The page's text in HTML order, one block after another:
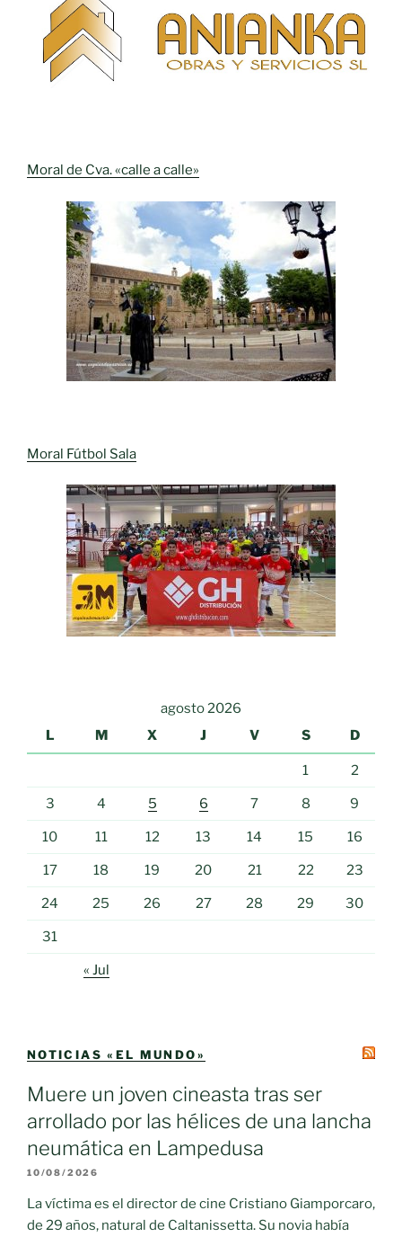
Moral de Cva. «calle a calle»
Moral Fútbol Sala
agosto 2026
L
M X J V S D
1 2
3 4 5 6 7 8 9
10 11 12 13 14 15 16
17 18 19 20 21 22 23
24 25 26 27 28 29 30
31
« Jul
NOTICIAS «EL MUNDO»
Muere un joven cineasta tras ser
arrollado por las hélices de una lancha
neumática en Lampedusa
10/08/2026
La víctima es el director de cine Cristiano Giamporcaro,
de 29 años, natural de Caltanissetta. Su novia había